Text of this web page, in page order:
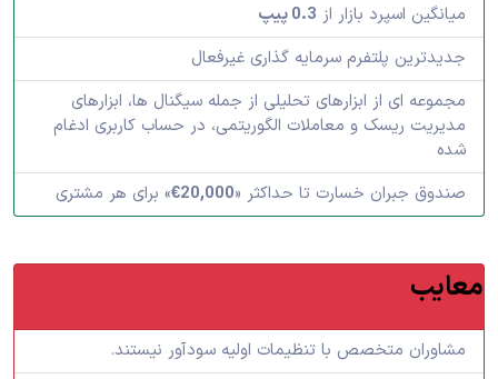
میانگین اسپرد بازار از 0.3 پیپ
جدیدترین پلتفرم سرمایه گذاری غیرفعال
مجموعه ای از ابزارهای تحلیلی از جمله سیگنال ها، ابزارهای
مدیریت ریسک و معاملات الگوریتمی، در حساب کاربری ادغام
شده
صندوق جبران خسارت تا حداکثر «20,000€ » برای هر مشتری
معایب
مشاوران متخصص با تنظیمات اولیه سودآور نیستند.